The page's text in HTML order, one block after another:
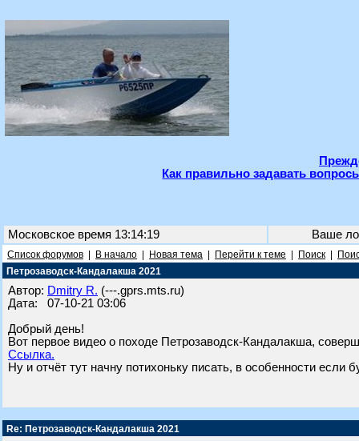
Как правильно задавать
Московское время 13:14:19 Ваше
Список форумов В начало Новая тема Перейти к теме Поиск
Петрозаводск-Кандалакша 2021
Автор: Dmitry R. (---.gprs.mts.ru)
Дата: 07-10-21 03:06
Добрый день!
Вот первое видео о походе Петрозаводск-Кандалакша,
Ссылка.
Ну и отчёт тут начну потихоньку писать, в особенности если
Re: Петрозаводск-Кандалакша 2021